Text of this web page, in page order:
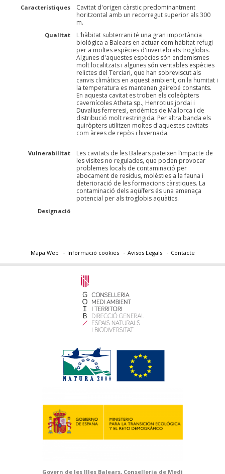
Característiques
Cavitat d'origen càrstic predominantment
horitzontal amb un recorregut superior als 300
m.
Qualitat
L'hàbitat subterrani té una gran importància
biològica a Balears en actuar com hàbitat refugi
per a moltes espècies d'invertebrats troglobis.
Algunes d'aquestes espècies són endemismes
molt localitzats i algunes són veritables espècies
relictes del Terciari, que han sobreviscut als
canvis climàtics en aquest ambient, on la humitat i
la temperatura es mantenen gairebé constants.
En aquesta cavitat es troben els coleòpters
cavernícoles Atheta sp., Henrotius jordai i
Duvalius ferreresi, endèmics de Mallorca i de
distribució molt restringida. Per altra banda els
quiròpters utilitzen moltes d'aquestes cavitats
com àrees de repòs i hivernada.
Vulnerabilitat
Les cavitats de les Balears pateixen l’impacte de
les visites no regulades, que poden provocar
problemes locals de contaminació per
abocament de residus, molèsties a la fauna i
deterioració de les formacions càrstiques. La
contaminació dels aqüífers és una amenaça
potencial per als troglobis aquàtics.
Designació
Mapa Web Informació cookies Avisos Legals Contacte
Govern de les Illes Balears, Conselleria de Medi